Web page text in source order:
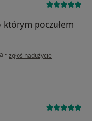
poczułem
• w opinii użytkownika Krzysztof
zgłoś nadużycie